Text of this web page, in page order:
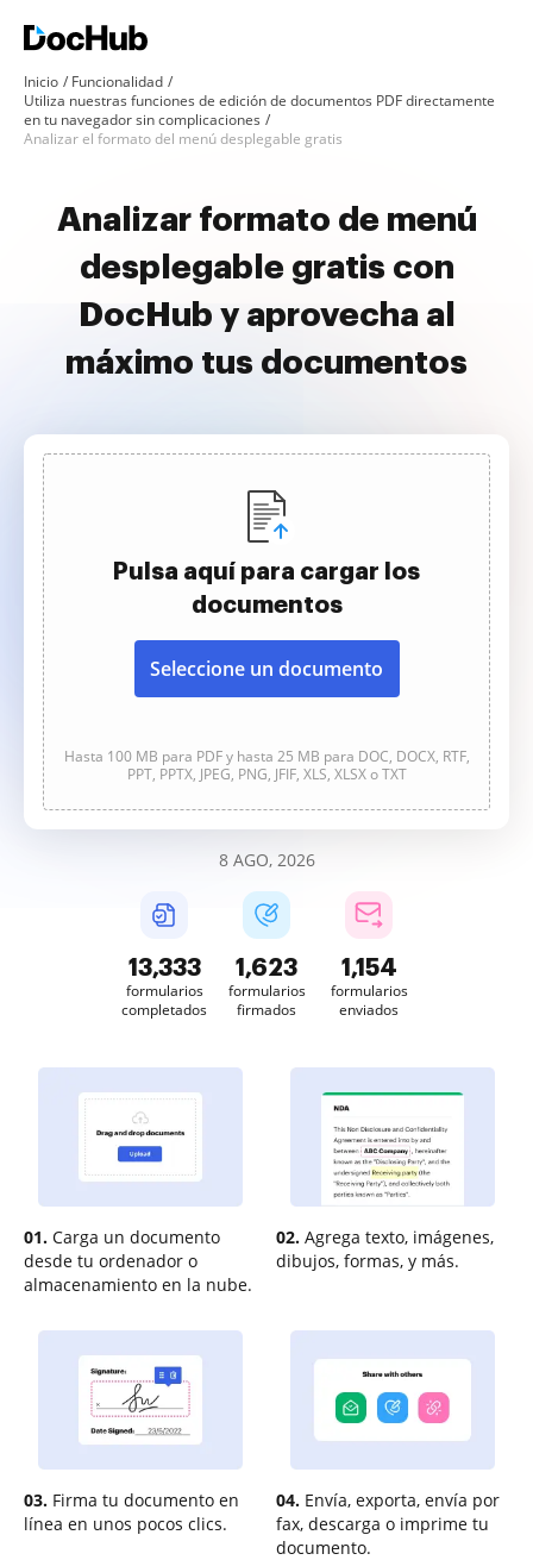
Inicio
Funcionalidad
Utiliza nuestras funciones de edición de documentos PDF directamente
en tu navegador sin complicaciones
Analizar el formato del menú desplegable gratis
Analizar formato de menú
desplegable gratis con
DocHub y aprovecha al
máximo tus documentos
Pulsa aquí para cargar los
documentos
Seleccione un documento
Hasta 100 MB para PDF y hasta 25 MB para DOC, DOCX, RTF,
PPT, PPTX, JPEG, PNG, JFIF, XLS, XLSX o TXT
8 AGO, 2026
13,334
formularios
completados
1,623
formularios
firmados
1,154
formularios
enviados
01. Carga un documento
desde tu ordenador o
almacenamiento en la nube.
02. Agrega texto, imágenes,
dibujos, formas, y más.
03. Firma tu documento en
línea en unos pocos clics.
04. Envía, exporta, envía por
fax, descarga o imprime tu
documento.